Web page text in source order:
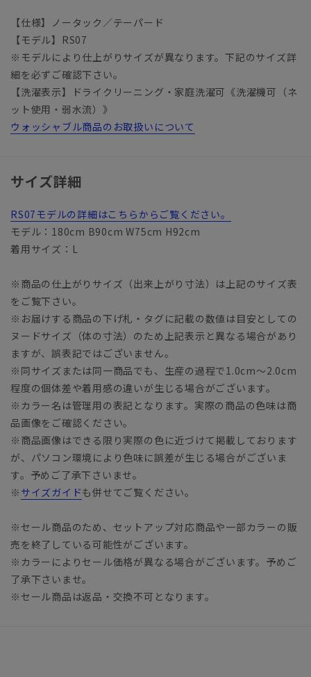
【仕様】ノータック／テーパード
【モデル】RS07
※モデルにより仕上がりサイズが異なります。下記のサイズ詳
細を必ずご確認下さい。
【洗濯表示】ドライクリーニング・家庭洗濯可《洗濯機可（ネ
ット使用・弱水流）》
ウォッシャブル商品のお取扱いについて
サイズ詳細
RS07モデルの詳細はこちらからご覧ください。
モデル：180cm B90cm W75cm H92cm
着用サイズ：L
※商品の仕上がりサイズ（出来上がり寸法）は上記のサイズ表
をご覧下さい。
※お届けする商品の下げ札・タグに記載の数値は目安としての
ヌードサイズ（体の寸法）のため上記表示と異なる場合があり
ますが、誤表記ではございません。
※同サイズまたは同一商品でも、生産の過程で1.0cm～2.0cm
程度の個体差や着用感の違いが生じる場合がございます。
※カラー名は管理用の表記となります。実際の商品の色味は商
品画像をご確認ください。
※商品画像はできる限り実際の色に近づけて掲載しております
が、パソコン環境により色味に誤差が生じる場合がございま
す。予めご了承下さいませ。
※ サイズガイドも併せてご覧ください。
※セール商品のため、セットアップ対応商品や一部カラーの販
売を終了している可能性がございます。
※カラーによりセール価格が異なる場合がございます。予めご
了承下さいませ。
※セール商品は返品・交換不可となります。